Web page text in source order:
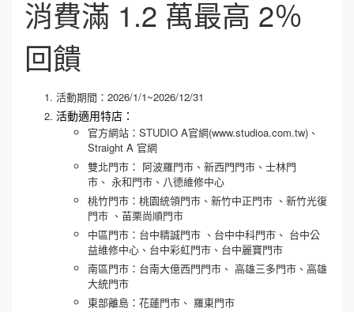
消費滿 1.2 萬最高 2％
回饋
活動期間：2026/1/1~2026/12/31
活動適用特店：
官方網站：STUDIO A官網(www.studioa.com.tw)、
Straight A 官網
雙北門市： 阿波羅門市、新西門門市、士林門
市、 永和門市、八德維修中心
桃竹門市：桃園統領門市、新竹中正門市 、新竹光復
門市 、苗栗尚順門市
中區門市：台中精誠門市 、台中中科門市、 台中公
益維修中心、台中彩虹門市、台中麗寶門市
南區門市：台南大億西門門市、 高雄三多門市、高雄
大統門市
東部離島：花蓮門市、 羅東門市